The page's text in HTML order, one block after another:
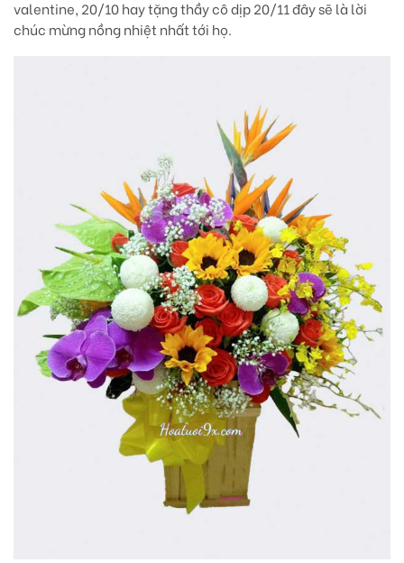
valentine, 20/10 hay tặng thầy cô dịp 20/11 đây sẽ là lời
chúc mừng nồng nhiệt nhất tới họ.